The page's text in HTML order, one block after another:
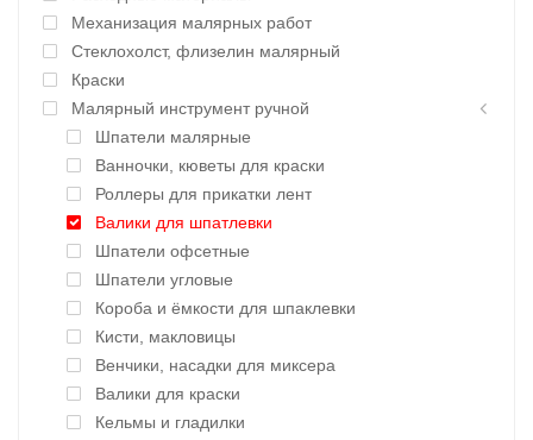
Механизация малярных работ
Стеклохолст, флизелин малярный
Краски
Малярный инструмент ручной
Шпатели малярные
Ванночки, кюветы для краски
Роллеры для прикатки лент
Валики для шпатлевки
Шпатели офсетные
Шпатели угловые
Короба и ёмкости для шпаклевки
Кисти, макловицы
Венчики, насадки для миксера
Валики для краски
Кельмы и гладилки